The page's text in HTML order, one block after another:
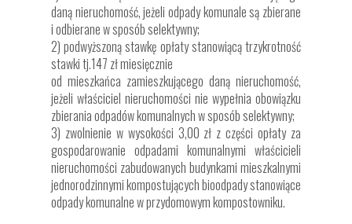
daną nieruchomość, jeżeli odpady komunale są zbierane
i odbierane w sposób selektywny;
2) podwyższoną stawkę opłaty stanowiącą trzykrotność
stawki tj.147 zł miesięcznie
od mieszkańca zamieszkującego daną nieruchomość,
jeżeli właściciel nieruchomości nie wypełnia obowiązku
zbierania odpadów komunalnych w sposób selektywny;
3) zwolnienie w wysokości 3,00 zł z części opłaty za
gospodarowanie odpadami komunalnymi właścicieli
nieruchomości zabudowanych budynkami mieszkalnymi
jednorodzinnymi kompostujących bioodpady stanowiące
odpady komunalne w przydomowym kompostowniku.